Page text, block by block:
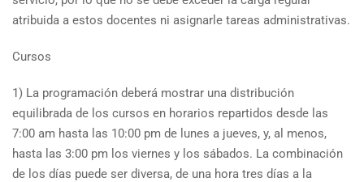
atribuida a estos docentes ni asignarle tareas administrativas.
Cursos
1) La programación deberá mostrar una distribución
equilibrada de los cursos en horarios repartidos desde las
7:00 am hasta las 10:00 pm de lunes a jueves, y, al menos,
hasta las 3:00 pm los viernes y los sábados. La combinación
de los días puede ser diversa, de una hora tres días a la